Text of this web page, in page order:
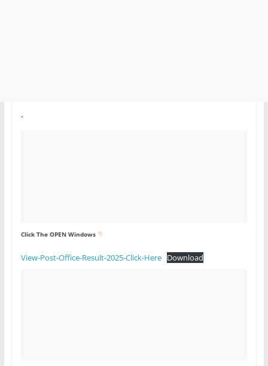
.
Click The OPEN Windows
View-Post-Office-Result-2025-Click-Here Download